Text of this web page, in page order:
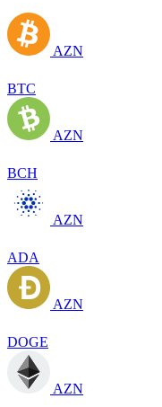
AZN
BTC
AZN
BCH
AZN
ADA
AZN
DOGE
AZN